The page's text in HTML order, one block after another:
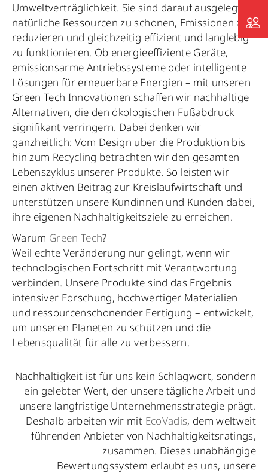
Umweltverträglichkeit. Sie sind darauf ausgelegt,
natürliche Ressourcen zu schonen, Emissionen zu
reduzieren und gleichzeitig effizient und langlebig
zu funktionieren. Ob energieeffiziente Geräte,
emissionsarme Antriebssysteme oder intelligente
Lösungen für erneuerbare Energien – mit unseren
Green Tech Innovationen schaffen wir nachhaltige
Alternativen, die den ökologischen Fußabdruck
signifikant verringern. Dabei denken wir
ganzheitlich: Vom Design über die Produktion bis
hin zum Recycling betrachten wir den gesamten
Lebenszyklus unserer Produkte. So leisten wir
einen aktiven Beitrag zur Kreislaufwirtschaft und
unterstützen unsere Kundinnen und Kunden dabei,
ihre eigenen Nachhaltigkeitsziele zu erreichen.
Warum Green Tech?
Weil echte Veränderung nur gelingt, wenn wir
technologischen Fortschritt mit Verantwortung
verbinden. Unsere Produkte sind das Ergebnis
intensiver Forschung, hochwertiger Materialien
und ressourcenschonender Fertigung – entwickelt,
um unseren Planeten zu schützen und die
Lebensqualität für alle zu verbessern.
Nachhaltigkeit ist für uns kein Schlagwort, sondern
ein gelebter Wert, der unsere tägliche Arbeit und
unsere langfristige Unternehmensstrategie prägt.
Deshalb arbeiten wir mit EcoVadis, dem weltweit
führenden Anbieter von Nachhaltigkeitsratings,
zusammen. Dieses unabhängige
Bewertungssystem erlaubt es uns, unsere